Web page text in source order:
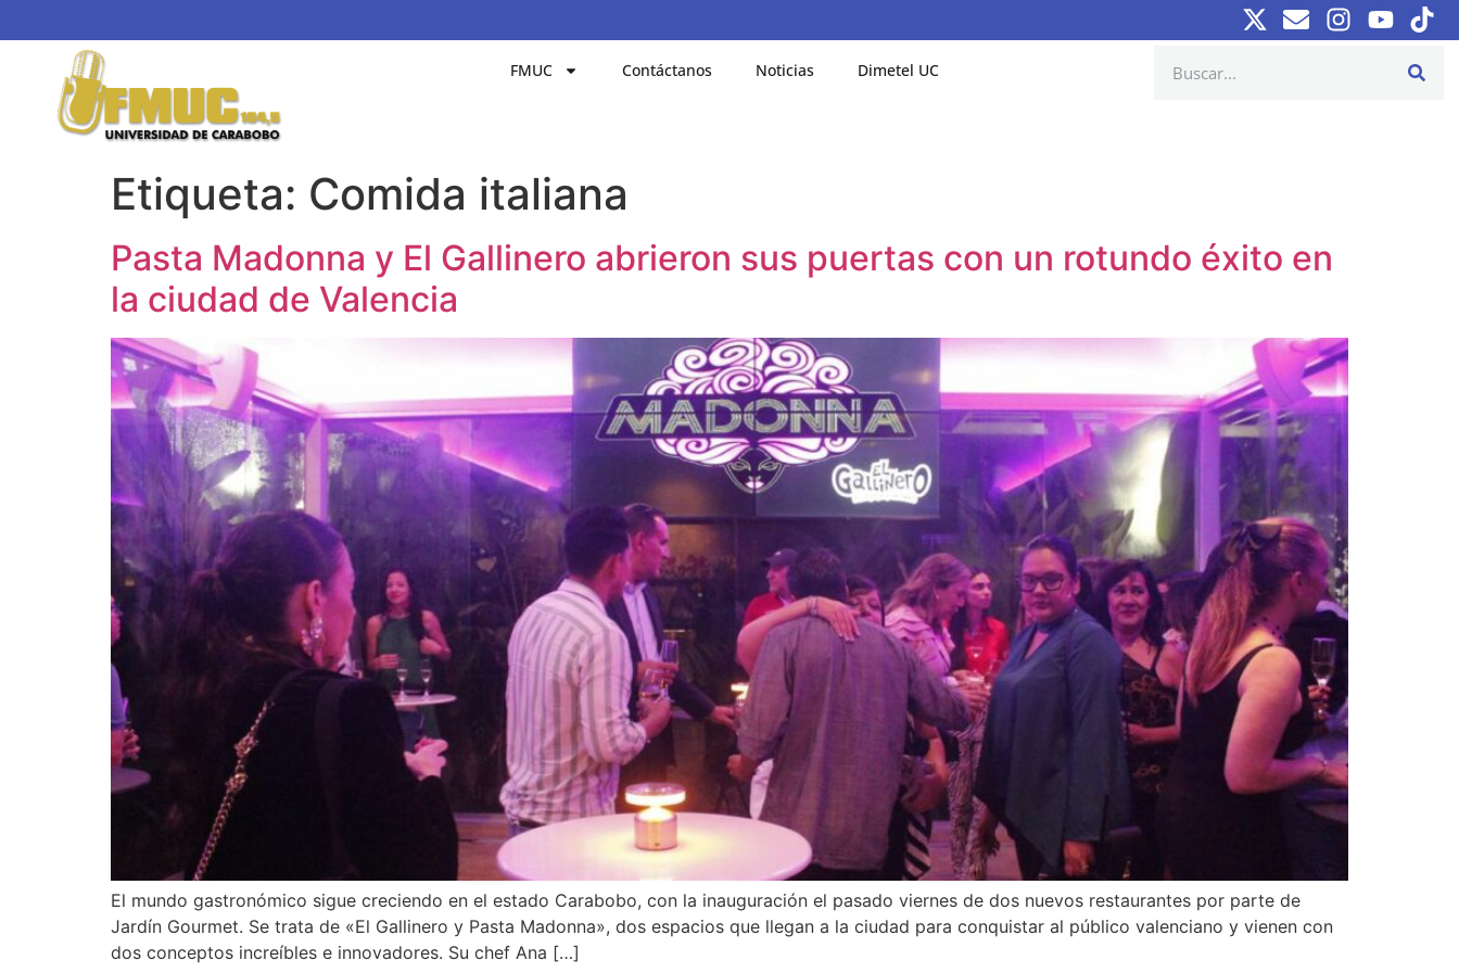
FMUC Contáctanos Noticias Dimetel UC
Etiqueta: Comida italiana
Pasta Madonna y El Gallinero abrieron sus puertas con un rotundo éxito en
la ciudad de Valencia
El mundo gastronómico sigue creciendo en el estado Carabobo, con la inauguración el pasado viernes de dos nuevos restaurantes por parte de
Jardín Gourmet. Se trata de «El Gallinero y Pasta Madonna», dos espacios que llegan a la ciudad para conquistar al público valenciano y vienen con
dos conceptos increíbles e innovadores. Su chef Ana […]